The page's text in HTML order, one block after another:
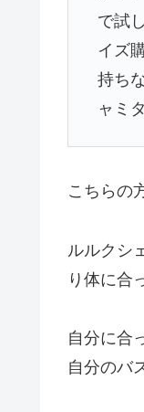
で試
イズ
持ち
ャミ
こちらの
ルルクシ
り体に合
自分に合
自分のバ